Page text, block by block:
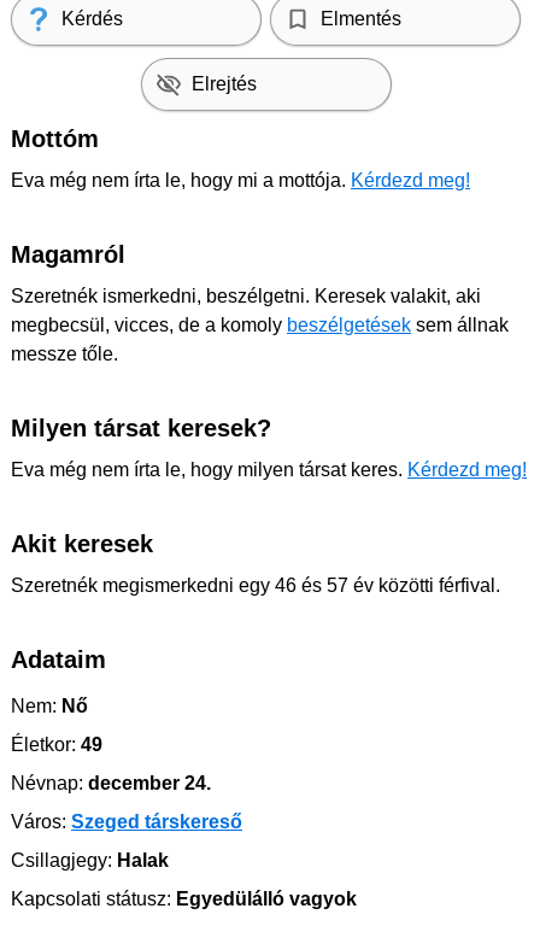
Kérdés Elmentés
Elrejtés
Mottóm
Eva még nem írta le, hogy mi a mottója. Kérdezd meg!
Magamról
Szeretnék ismerkedni, beszélgetni. Keresek valakit, aki
megbecsül, vicces, de a komoly beszélgetések sem állnak
messze tőle.
Milyen társat keresek?
Eva még nem írta le, hogy milyen társat keres. Kérdezd meg!
Akit keresek
Szeretnék megismerkedni egy 46 és 57 év közötti férfival.
Adataim
Nem: Nő
Életkor: 49
Névnap: december 24.
Város: Szeged társkereső
Csillagjegy: Halak
Kapcsolati státusz: Egyedülálló vagyok